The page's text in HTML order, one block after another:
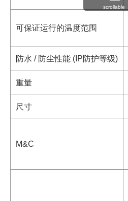
可保证运行的温度范围
防水 / 防尘性能 (IP防护等级)
重量
尺寸
M&C
scrollable